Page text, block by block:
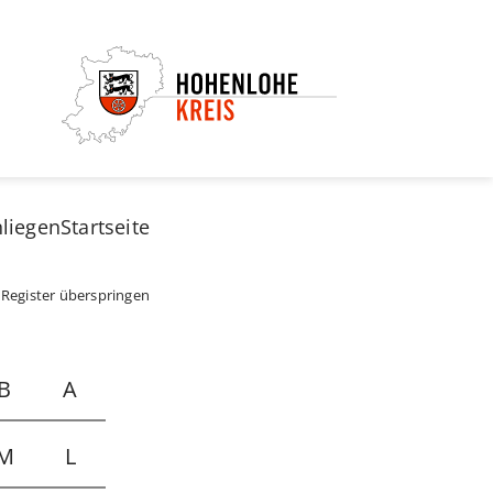
Startseite
überspringen
A
L